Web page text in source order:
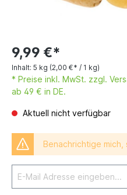
9,99 €*
Inhalt: 5 kg (2,00 €* / 1 kg)
* Preise inkl. MwSt. zzgl.
ab 49 € in DE.
Aktuell nicht verfügbar
Benachrichtige